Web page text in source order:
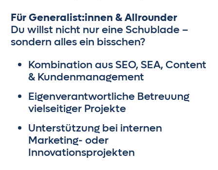
Für Generalist:innen & Allrounder
Du willst nicht nur eine Schublade –
sondern alles ein bisschen?
Kombination aus SEO, SEA, Content
& Kundenmanagement
Eigenverantwortliche Betreuung
vielseitiger Projekte
Unterstützung bei internen
Marketing- oder
Innovationsprojekten